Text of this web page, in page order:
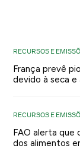
RECURSOS E
França prevê
devido à seca e
RECURSOS E
FAO alerta que
dos alimentos